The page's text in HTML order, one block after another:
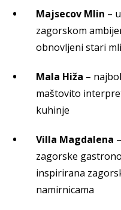
Majsecov Mlin –
zagorskom
obnovljeni stari
Mala Hiža –
maštovito
kuhinje
Villa Magdalena
zagorske
inspirirana
namirnicama